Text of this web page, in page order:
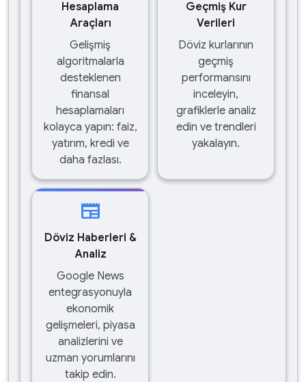
Hesaplama
Araçları
Gelişmiş
algoritmalarla
desteklenen
finansal
hesaplamaları
kolayca yapın: faiz,
yatırım, kredi ve
daha fazlası.
Geçmiş Kur
Verileri
Döviz kurlarının
geçmiş
performansını
inceleyin,
grafiklerle analiz
edin ve trendleri
yakalayın.
newspaper
Döviz Haberleri &
Analiz
Google News
entegrasyonuyla
ekonomik
gelişmeleri, piyasa
analizlerini ve
uzman yorumlarını
takip edin.